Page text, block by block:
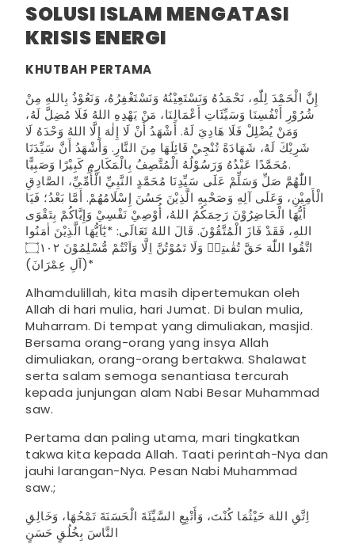
SOLUSI ISLAM MENGATASI
KRISIS ENERGI
KHUTBAH PERTAMA
إِنَّ الْحَمْدَ لِلّٰهِ، نَحْمَدُهُ وَنَسْتَعِيْنُهُ وَنَسْتَغْفِرُهُ، وَنَعُوْذُ بِاللهِ مِنْ
شُرُوْرِ أَنْفُسِنَا وَسَيِّئَاتِ أَعْمَالِنَا، مَنْ يَهْدِهِ اللهُ فَلَا مُضِلَّ لَهُ،
وَمَنْ يُضْلِلْ فَلَا هَادِيَ لَهُ. أَشْهَدُ أَنْ لَا إِلٰهَ إِلَّا اللهُ وَحْدَهُ لَا
شَرِيْكَ لَهُ، شَهَادَةً تُنْجِيْ قَائِلَهَا مِنَ النَّارِ. وَأَشْهَدُ أَنَّ سَيِّدَنَا
مُحَمَّدًا عَبْدُهُ وَرَسُوْلُهُ الْمُتَّصِفُ بِالْمَكَارِمِ كَبِيْرًا وَصَبِيًّا.
اللّٰهُمَّ صَلِّ وَسَلِّمْ عَلَى سَيِّدِنَا مُحَمَّدٍ النَّبِيِّ الْأُمِّيِّ، الصَّادِقِ
الْأَمِيْنِ، وَعَلَى آلِهِ وَصَحْبِهِ الَّذِيْنَ حَسُنَ إِسْلَامُهُمْ. أَمَّا بَعْدُ؛ فَيَا
أَيُّهَا الْحَاضِرُوْنَ رَحِمَكُمُ اللهُ، أُوْصِيْ نَفْسِيْ وَإِيَّاكُمْ بِتَقْوَى
اللهِ، فَقَدْ فَازَ الْمُتَّقُوْنَ. قَالَ اللهُ تَعَالَى: *يٰٓاَيُّهَا الَّذِيْنَ اٰمَنُوا
اتَّقُوا اللّٰهَ حَقَّ تُقٰىتِهٖ وَلَا تَمُوْتُنَّ اِلَّا وَاَنْتُمْ مُّسْلِمُوْنَ ۝١٠٢
(آلِ عِمْرَانَ)*
Alhamdulillah, kita masih dipertemukan oleh
Allah di hari mulia, hari Jumat. Di bulan mulia,
Muharram. Di tempat yang dimuliakan, masjid.
Bersama orang-orang yang insya Allah
dimuliakan, orang-orang bertakwa. Shalawat
serta salam semoga senantiasa tercurah
kepada junjungan alam Nabi Besar Muhammad
saw.
Pertama dan paling utama, mari tingkatkan
takwa kita kepada Allah. Taati perintah-Nya dan
jauhi larangan-Nya. Pesan Nabi Muhammad
saw.;
اِتَّقِ اللهَ حَيْثُمَا كُنْتَ، وَأَتْبِعِ السَّيِّئَةَ الْحَسَنَةَ تَمْحُهَا، وَخَالِقِ
النَّاسَ بِخُلُقٍ حَسَنٍ